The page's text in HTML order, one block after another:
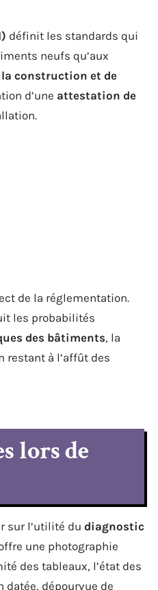
définit les standards qui
neufs qu’aux
la construction et de
d’une attestation de
de la réglementation.
les probabilités
des bâtiments, la
restant à l’affût des
lors de
sur l’utilité du diagnostic
une photographie
des tableaux, l’état des
datée, dépourvue de